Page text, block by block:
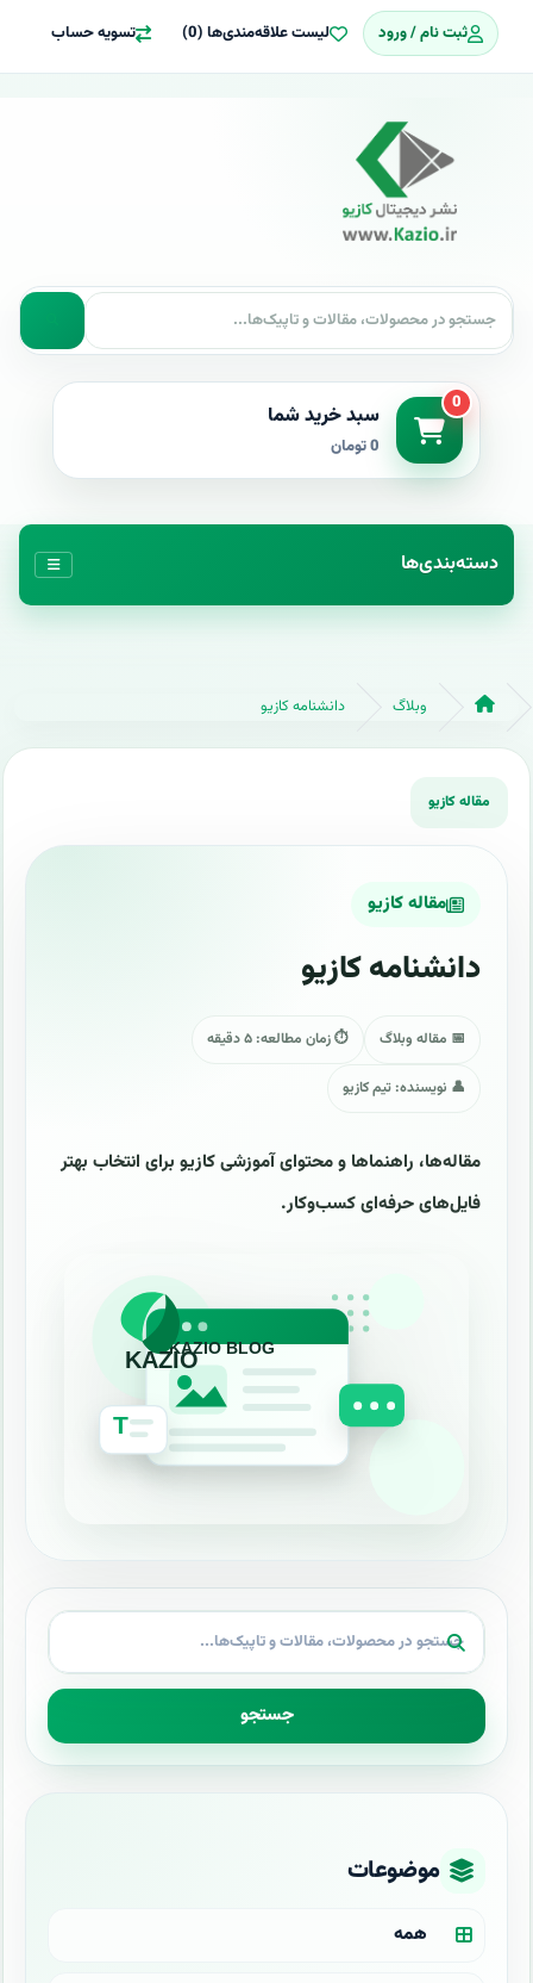
ثبت نام / ورود لیست علاقه‌مندی‌ها (0) تسویه حساب
0 سبد خرید شما
0 تومان
دسته‌بندی‌ها
وبلاگ دانشنامه کازیو
مقاله کازیو
دانشنامه کازیو
📅 مقاله وبلاگ ⏱ زمان مطالعه: ۵ دقیقه
👤 نویسنده: تیم کازیو
مقاله‌ها، راهنماها و محتوای آموزشی کازیو برای انتخاب بهتر
فایل‌های حرفه‌ای کسب‌وکار.
جستجو
موضوعات
همه